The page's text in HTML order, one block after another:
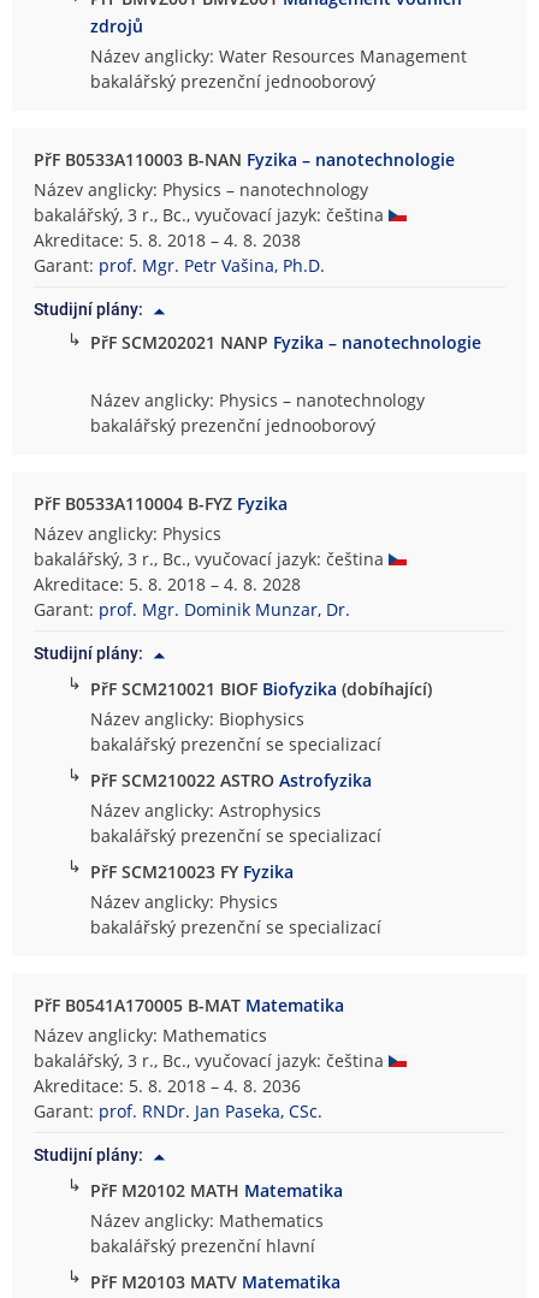
zdrojů
Název anglicky: Water Resources Management
bakalářský prezenční jednooborový
PřF B0533A110003 B-NAN Fyzika – nanotechnologie
Název anglicky: Physics – nanotechnology
bakalářský, 3 r., Bc., vyučovací jazyk: čeština
Akreditace: 5. 8. 2018 – 4. 8. 2038
Garant: prof. Mgr. Petr Vašina, Ph.D.
Studijní plány:
↳ PřF SCM202021 NANP Fyzika – nanotechnologie
Název anglicky: Physics – nanotechnology
bakalářský prezenční jednooborový
PřF B0533A110004 B-FYZ Fyzika
Název anglicky: Physics
bakalářský, 3 r., Bc., vyučovací jazyk: čeština
Akreditace: 5. 8. 2018 – 4. 8. 2028
Garant: prof. Mgr. Dominik Munzar, Dr.
Studijní plány:
↳ PřF SCM210021 BIOF Biofyzika (dobíhající)
Název anglicky: Biophysics
bakalářský prezenční se specializací
↳ PřF SCM210022 ASTROAstrofyzika
Název anglicky: Astrophysics
bakalářský prezenční se specializací
↳ PřF SCM210023 FY Fyzika
Název anglicky: Physics
bakalářský prezenční se specializací
PřF B0541A170005 B-MAT Matematika
Název anglicky: Mathematics
bakalářský, 3 r., Bc., vyučovací jazyk: čeština
Akreditace: 5. 8. 2018 – 4. 8. 2036
Garant: prof. RNDr. Jan Paseka, CSc.
Studijní plány:
↳ PřF M20102 MATH Matematika
Název anglicky: Mathematics
bakalářský prezenční hlavní
↳ PřF M20103 MATV Matematika